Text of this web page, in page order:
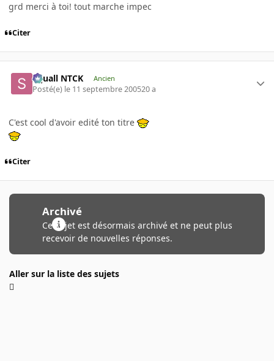
grd merci à toi! tout marche impec
Citer
Squall NTCK Ancien
Posté(e) le 11 septembre 200520 a
C'est cool d'avoir edité ton titre
Citer
Archivé
Ce sujet est désormais archivé et ne peut plus
recevoir de nouvelles réponses.
Aller sur la liste des sujets